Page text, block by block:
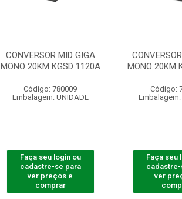
CONVERSOR MID GIGA
MONO 20KM KGSD 1120A
Código: 780009
Embalagem: UNIDADE
Faça seu login ou
cadastre-se para
ver preços e
comprar
MONO 20KM
Código:
Embalagem:
Faça seu
ver